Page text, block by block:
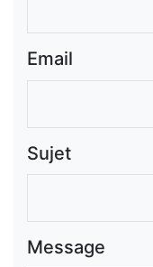
Email
Sujet
Message